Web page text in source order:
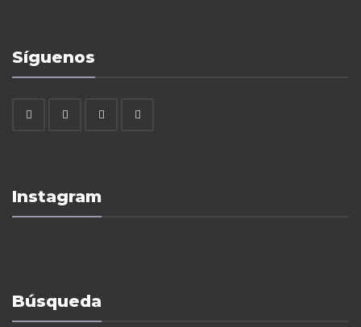
Síguenos
Instagram
Búsqueda